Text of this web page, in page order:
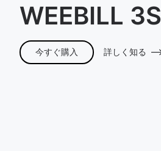
WEEBILL 3S
今すぐ購入 詳しく知る